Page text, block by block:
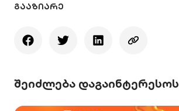
ᲒᲐᲐᲖᲘᲐᲠᲔ
შეიძლება დაგაინტერესოს